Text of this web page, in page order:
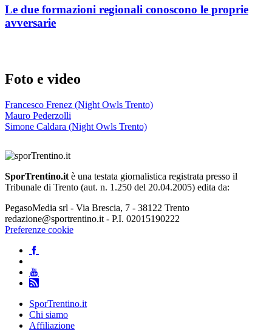
Le due formazioni regionali conoscono le proprie
avversarie
Foto e video
Francesco Frenez (Night Owls Trento)
Mauro Pederzolli
Simone Caldara (Night Owls Trento)
SporTrentino.it è una testata giornalistica registrata presso il
Tribunale di Trento (aut. n. 1.250 del 20.04.2005) edita da:
PegasoMedia srl - Via Brescia, 7 - 38122 Trento
redazione@sportrentino.it - P.I. 02015190222
Preferenze cookie
SporTrentino.it
Chi siamo
Affiliazione